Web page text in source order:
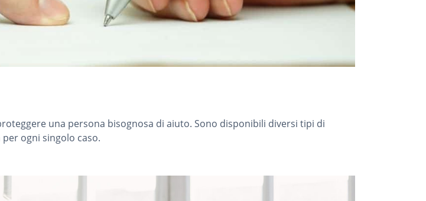
una persona bisognosa di aiuto. Sono disponibili diversi tipi di
ogni singolo caso.